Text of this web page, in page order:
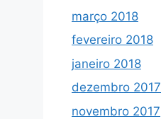
março 2018
fevereiro 2018
janeiro 2018
dezembro 2017
novembro 2017